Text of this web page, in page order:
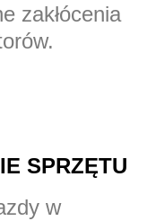
zakłócenia
SPRZĘTU
w